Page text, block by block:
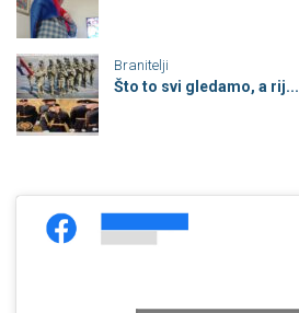
Branitelji
Što to svi gledamo, a rij...